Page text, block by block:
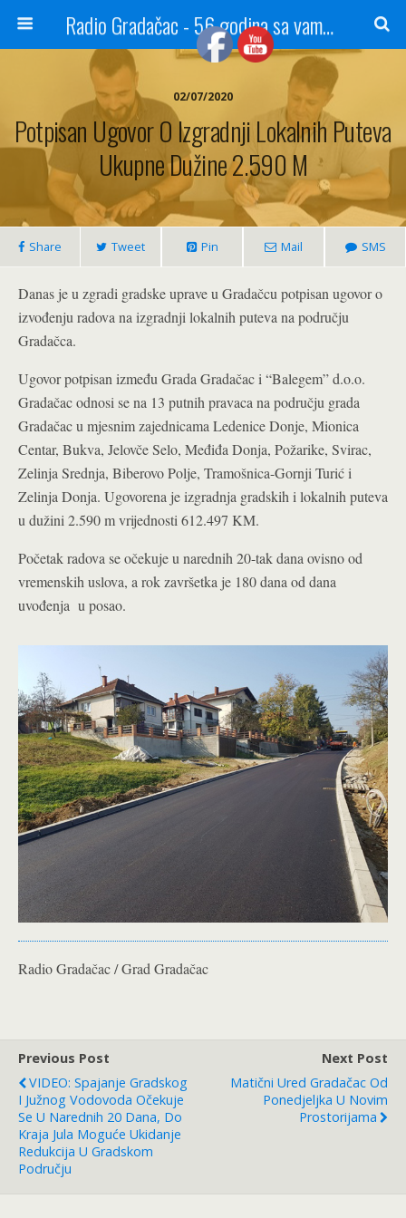
Radio Gradačac - 56 godina sa vama...
02/07/2020
Potpisan Ugovor O Izgradnji Lokalnih Puteva
Ukupne Dužine 2.590 M
Share Tweet Pin Mail SMS
Danas je u zgradi gradske uprave u Gradačcu potpisan ugovor o
izvođenju radova na izgradnji lokalnih puteva na području
Gradačca.
Ugovor potpisan između Grada Gradačac i “Balegem” d.o.o.
Gradačac odnosi se na 13 putnih pravaca na području grada
Gradačac u mjesnim zajednicama Ledenice Donje, Mionica
Centar, Bukva, Jelovče Selo, Međiđa Donja, Požarike, Svirac,
Zelinja Srednja, Biberovo Polje, Tramošnica-Gornji Turić i
Zelinja Donja. Ugovorena je izgradnja gradskih i lokalnih puteva
u dužini 2.590 m vrijednosti 612.497 KM.
Početak radova se očekuje u narednih 20-tak dana ovisno od
vremenskih uslova, a rok završetka je 180 dana od dana
uvođenja u posao.
Radio Gradačac / Grad Gradačac
Previous Post
VIDEO: Spajanje Gradskog
I Južnog Vodovoda Očekuje
Se U Narednih 20 Dana, Do
Kraja Jula Moguće Ukidanje
Redukcija U Gradskom
Području
Next Post
Matični Ured Gradačac Od
Ponedjeljka U Novim
Prostorijama